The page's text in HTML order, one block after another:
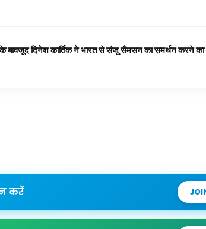
के बावजूद दिनेश कार्तिक ने भारत से संजू सैमसन का समर्थन करने का
करें